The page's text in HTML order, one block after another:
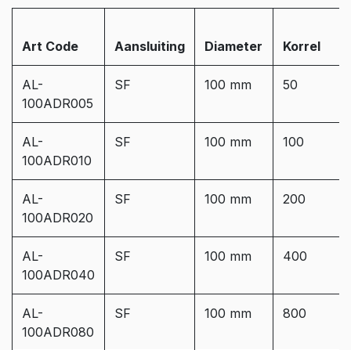
Art Code Aansluiting Diameter Korrel
AL-
100ADR005
SF 100 mm 50
AL-
100ADR010
SF 100 mm 100
AL-
100ADR020
SF 100 mm 200
AL-
100ADR040
SF 100 mm 400
AL-
100ADR080
SF 100 mm 800